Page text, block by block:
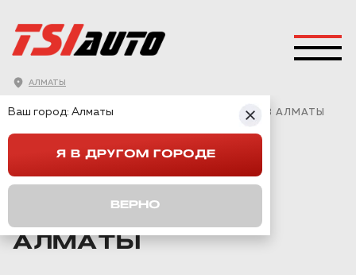
АЛМАТЫ
ПРАВИЛЬНАЯ ШУМОИЗОЛЯЦИЯ VOLVO XC90 В АЛМАТЫ
АЛМАТЫ
Ваш город: Алматы
Я В ДРУГОМ ГОРОДЕ
ВЕРНО